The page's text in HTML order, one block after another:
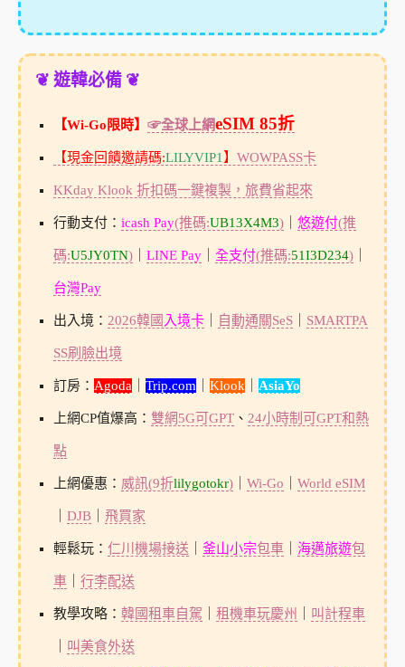
❦ 遊韓必備 ❦
【Wi-Go限時】 ☞全球上網eSIM 85折
【現金回饋邀請碼:LILYVIP1】 WOWPASS卡
KKday Klook 折扣碼一鍵複製，旅費省起來
行動支付： icash Pay(推碼:UB13X4M3)｜ 悠遊付(推
碼:U5JY0TN)｜ LINE Pay｜ 全支付(推碼:51I3D234)｜
台灣Pay
出入境： 2026韓國 入境卡｜ 自動通關SeS｜ SMARTPA
SS刷臉出境
訂房： Agoda｜ Trip.com｜ Klook｜ AsiaYo
上網CP值爆高： 雙網5G可GPT、 24小時制可GPT和熱
點
上網優惠： 威訊(9折lilygotokr)｜ Wi-Go World eSIM
DJB｜ 飛買家
輕鬆玩： 仁川機場接送 釜山小宗包車｜ 海邁旅遊包
車｜ 行李配送
教學攻略： 韓國租車自駕 租機車玩慶州 叫計程車
叫美食外送